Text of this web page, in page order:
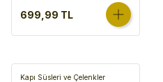
Ayaklı, Kar Taneli, Gümüş
Detaylı, 20x30 cm
699,99 TL
Kapı Süsleri ve Çelenkler